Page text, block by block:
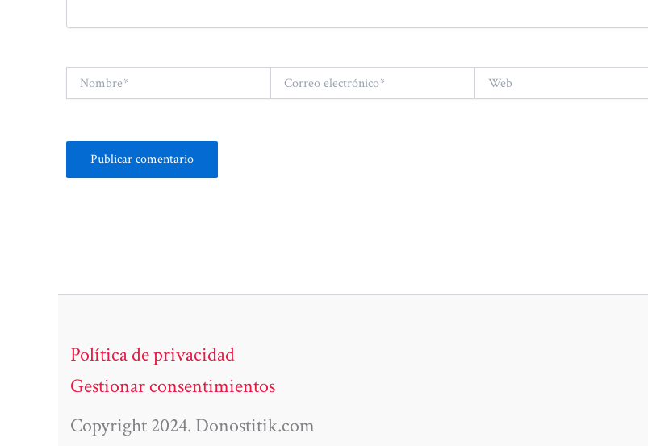
electrónico*
Política de privacidad
Gestionar consentimientos
Copyright 2024. Donostitik.com